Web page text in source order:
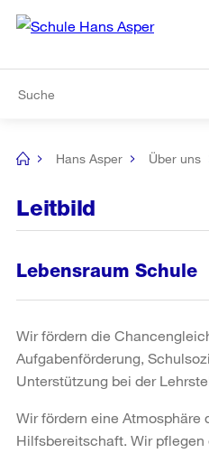
Navigation
[no
Hans Asper Über uns
Leitbild
Lebensraum Schule
Wir fördern die
Aufgabenförderung,
Unterstützung bei der
Wir fördern eine Atmosphäre
Hilfsbereitschaft. Wir